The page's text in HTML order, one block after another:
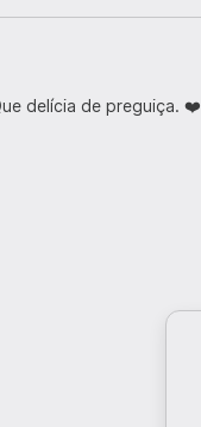
delícia de preguiça. ❤️